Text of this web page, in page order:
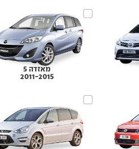
מאזדה 5
2011-2015